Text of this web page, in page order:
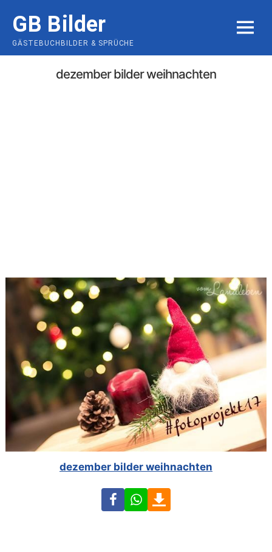
content
GB Bilder
GÄSTEBUCHBILDER & SPRÜCHE
MENU
dezember bilder weihnachten
dezember bilder weihnachten
FacebookWhatsApp